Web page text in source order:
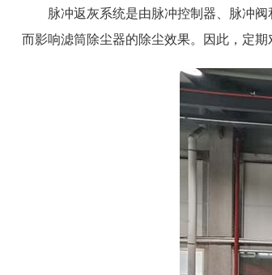
脉冲返灰系统是由脉冲控制器、脉冲
而影响滤筒除尘器的除尘效果。因此，定